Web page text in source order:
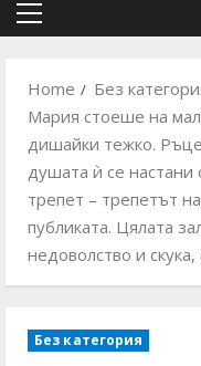
Primary
Home
Без
Мария стоеше на
дишайки тежко.
душата ѝ се настани
трепет – трепетът
публиката. Цялата
недоволство и
Без категория